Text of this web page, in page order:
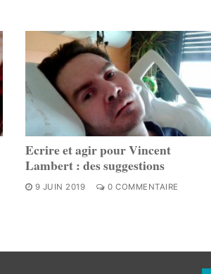
Ecrire et agir pour Vincent
Lambert : des suggestions
9 JUIN 2019 0 COMMENTAIRE